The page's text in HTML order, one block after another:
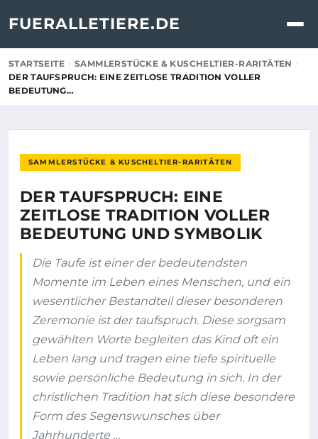
FUERALLETIERE.DE
STARTSEITE
SAMMLERSTÜCKE & KUSCHELTIER-RARITÄTEN
DER TAUFSPRUCH: EINE ZEITLOSE TRADITION VOLLER
BEDEUTUNG…
SAMMLERSTÜCKE & KUSCHELTIER-RARITÄTEN
DER TAUFSPRUCH: EINE
ZEITLOSE TRADITION VOLLER
BEDEUTUNG UND SYMBOLIK
Die Taufe ist einer der bedeutendsten
Momente im Leben eines Menschen, und ein
wesentlicher Bestandteil dieser besonderen
Zeremonie ist der taufspruch. Diese sorgsam
gewählten Worte begleiten das Kind oft ein
Leben lang und tragen eine tiefe spirituelle
sowie persönliche Bedeutung in sich. In der
christlichen Tradition hat sich diese besondere
Form des Segenswunsches über
Jahrhunderte …